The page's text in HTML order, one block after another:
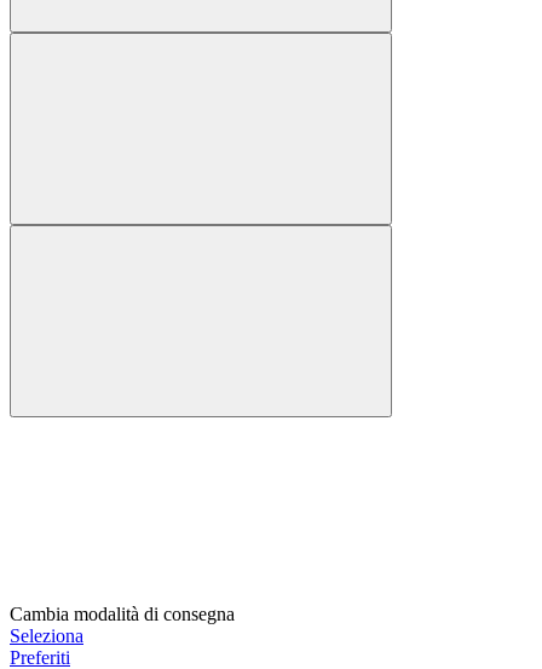
Cambia modalità di consegna
Seleziona
Preferiti